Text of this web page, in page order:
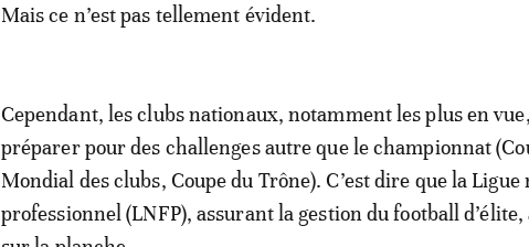
Mais ce n’est pas tellement évident.
Cependant, les clubs nationaux, notamment les plus en
préparer pour des challenges autre que le championnat
Mondial des clubs, Coupe du Trône). C’est dire que la
professionnel (LNFP), assurant la gestion du football d’élite,